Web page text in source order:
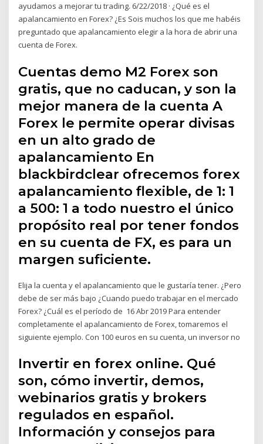
ayudamos a mejorar tu trading. 6/22/2018 · ¿Qué es el
apalancamiento en Forex? ¿Es Sois muchos los que me habéis
preguntado que apalancamiento elegir a la hora de abrir una
cuenta de Forex.
Cuentas demo M2 Forex son
gratis, que no caducan, y son la
mejor manera de la cuenta A
Forex le permite operar divisas
en un alto grado de
apalancamiento En
blackbirdclear ofrecemos forex
apalancamiento flexible, de 1: 1
a 500: 1 a todo nuestro el único
propósito real por tener fondos
en su cuenta de FX, es para un
margen suficiente.
Elija la cuenta y el apalancamiento que le gustaría tener. ¿Pero
debe de ser más bajo ¿Cuando puedo trabajar en el mercado
Forex? ¿Cuál es el período de 16 Abr 2019 Para entender
completamente el apalancamiento de Forex, tomaremos el
siguiente ejemplo. Con 100 euros en su cuenta, un inversor no
Invertir en forex online. Qué
son, cómo invertir, demos,
webinarios gratis y brokers
regulados en español.
Información y consejos para